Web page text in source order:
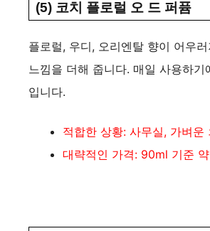
(5) 코치 플로럴 오 드 퍼퓸
플로럴, 우디, 오리엔탈 향이 어우
느낌을 더해 줍니다. 매일 사용하기
입니다.
적합한 상황: 사무실, 가벼운
대략적인 가격: 90ml 기준